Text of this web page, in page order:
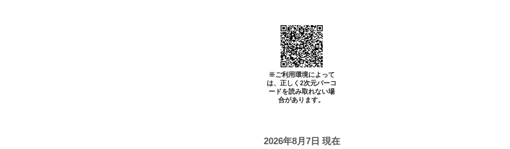
※ご利用環境によって
は、正しく2次元バーコ
ードを読み取れない場
合があります。
2026年8月7日 現在